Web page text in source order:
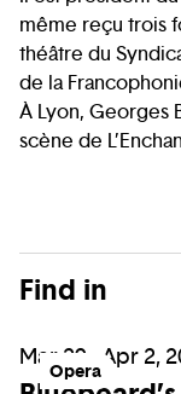
même reçu trois
théâtre du
de la
À Lyon, Georges
scène de
Find in
Opera
Mar 29 - Apr 2,